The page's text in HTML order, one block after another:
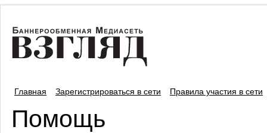
Главная Зарегистрироваться в сети Правила участия в сети
Помощь